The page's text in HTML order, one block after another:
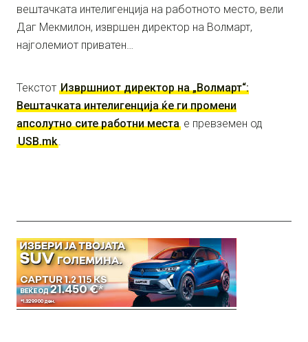
вештачката интелигенција на работното место, вели
Даг Мекмилон, извршен директор на Волмарт,
најголемиот приватен…
Текстот Извршниот директор на „Волмарт“:
Вештачката интелигенција ќе ги промени
апсолутно сите работни места е превземен од
USB.mk.